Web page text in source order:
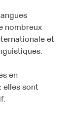
nombreux
et
en
elles sont